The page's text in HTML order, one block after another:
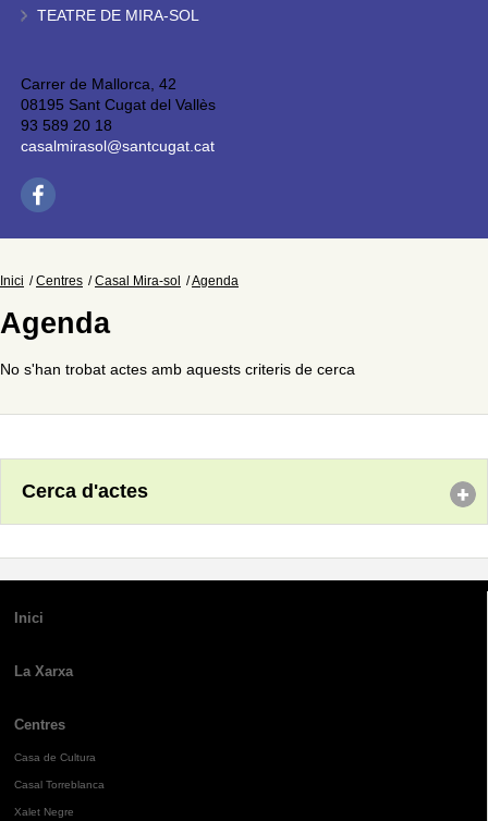
TEATRE DE MIRA-SOL
Carrer de Mallorca, 42
08195 Sant Cugat del Vallès
93 589 20 18
casalmirasol@santcugat.cat
Inici Centres Casal Mira-sol Agenda
Agenda
No s'han trobat actes amb aquests criteris de cerca
Cerca d'actes
Inici
La Xarxa
Centres
Casa de Cultura
Casal Torreblanca
Xalet Negre